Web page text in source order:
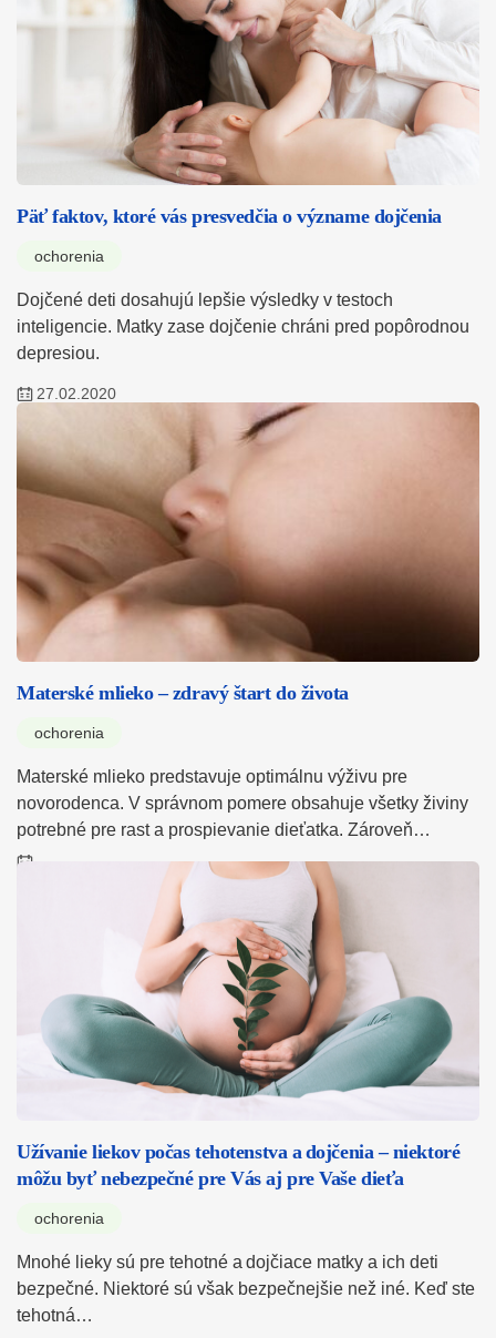
Päť faktov, ktoré vás presvedčia o význame dojčenia
ochorenia
Dojčené deti dosahujú lepšie výsledky v testoch
inteligencie. Matky zase dojčenie chráni pred popôrodnou
depresiou.
27.02.2020
Materské mlieko – zdravý štart do života
ochorenia
Materské mlieko predstavuje optimálnu výživu pre
novorodenca. V správnom pomere obsahuje všetky živiny
potrebné pre rast a prospievanie dieťatka. Zároveň…
Užívanie liekov počas tehotenstva a dojčenia – niektoré
môžu byť nebezpečné pre Vás aj pre Vaše dieťa
ochorenia
Mnohé lieky sú pre tehotné a dojčiace matky a ich deti
bezpečné. Niektoré sú však bezpečnejšie než iné. Keď ste
tehotná…